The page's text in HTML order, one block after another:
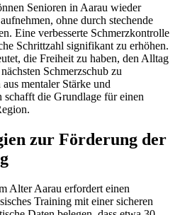
Senioren in Aarau wieder
ohne durch stechende
Eine verbesserte Schmerzkontrolle
Schrittzahl signifikant zu erhöhen.
die Freiheit zu haben, den Alltag
Schmerzschub zu
mentaler Stärke und
die Grundlage für einen
zur Förderung der
Alter Aarau erfordert einen
Training mit einer sicheren